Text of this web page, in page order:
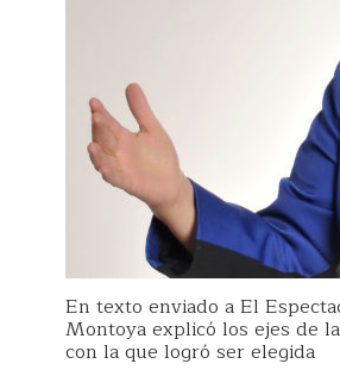
En texto enviado a El
Montoya explicó los ejes de
con la que logró ser elegida